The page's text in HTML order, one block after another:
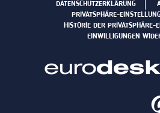
DATENSCHUTZERKLÄRUNG
PRIVATSPHÄRE-
HISTORIE DER PRIVATSPHÄRE-
EINWILLIGUNGEN